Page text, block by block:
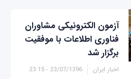
آزمون الکترونیکی مشاوران
فناوری اطلاعات با موفقیت
برگزار شد
اخبار ایران 23/07/1396 - 23:15